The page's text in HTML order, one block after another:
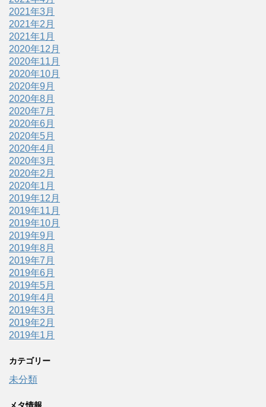
2021年3月
2021年2月
2021年1月
2020年12月
2020年11月
2020年10月
2020年9月
2020年8月
2020年7月
2020年6月
2020年5月
2020年4月
2020年3月
2020年2月
2020年1月
2019年12月
2019年11月
2019年10月
2019年9月
2019年8月
2019年7月
2019年6月
2019年5月
2019年4月
2019年3月
2019年2月
2019年1月
カテゴリー
未分類
メタ情報